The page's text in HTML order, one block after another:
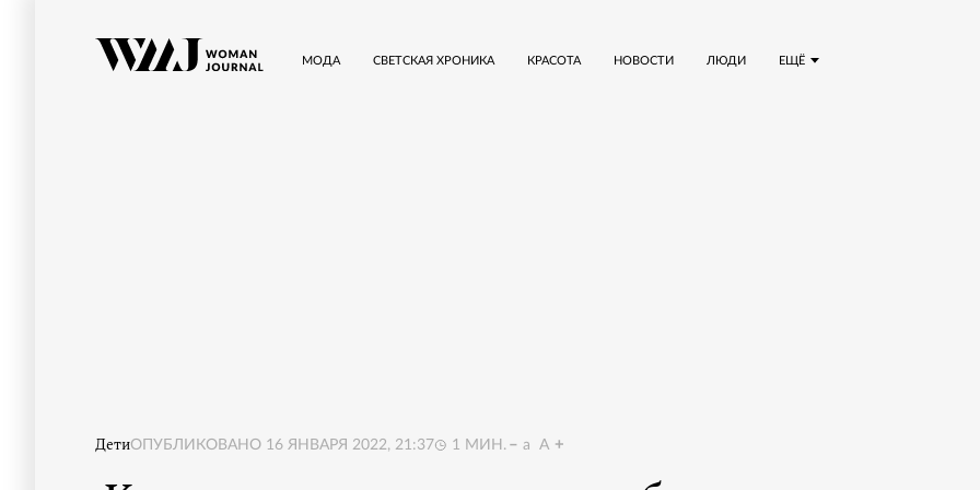
ЕЩЁ
МОДА СВЕТСКАЯ ХРОНИКА КРАСОТА НОВОСТИ ЛЮДИ
ДетиОПУБЛИКОВАНО 16 ЯНВАРЯ 2022, 21:37 1 МИН. a A